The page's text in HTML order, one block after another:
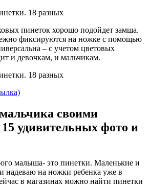
пинеток хорошо подойдет замша.
фиксируются на ножке с помощью
– с учетом цветовых
и девочкам, и мальчикам.
своими
удивительных фото и
малыша- это пинетки. Маленькие и
надеваю на ножки ребенка уже в
в магазинах можно найти пинетки